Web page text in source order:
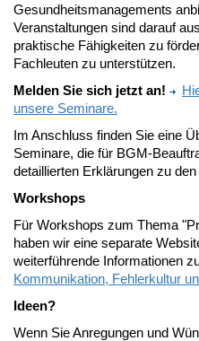
Gesundheitsmanagements
Veranstaltungen sind darauf
praktische Fähigkeiten zu
Fachleuten zu unterstützen.
Melden Sie sich jetzt an!
unsere Seminare.
Im Anschluss finden Sie eine
Seminare, die für BGM-
detaillierten Erklärungen zu den
Workshops
Für Workshops zum Thema
haben wir eine separate
weiterführende Informationen
Kommunikation, Fehlerkultur
Ideen?
Wenn Sie Anregungen und